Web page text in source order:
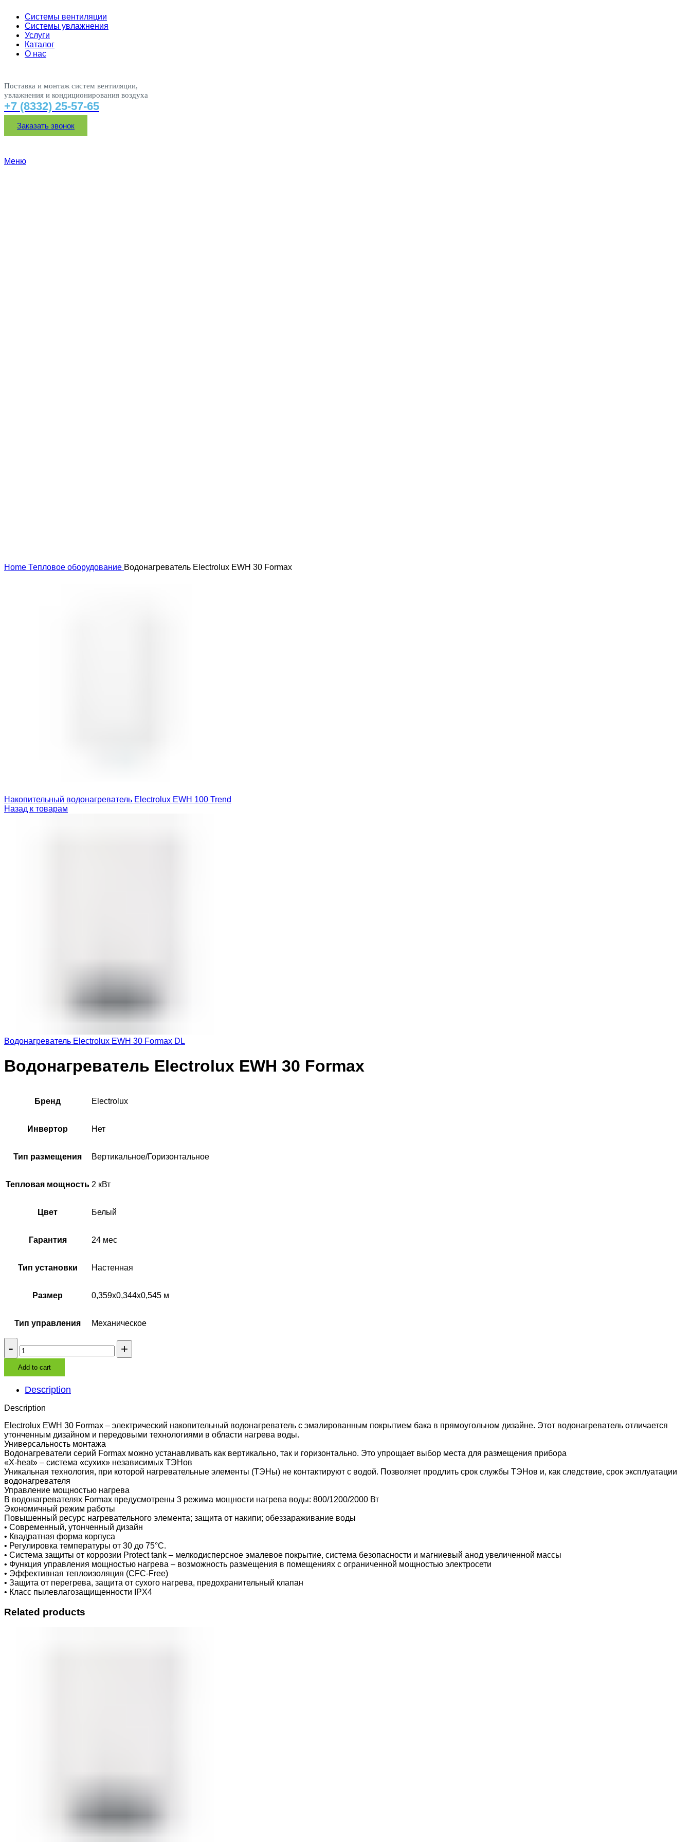
Системы вентиляции
Системы увлажнения
Услуги
Каталог
О нас
Поставка и монтаж систем вентиляции,
увлажнения и кондиционирования воздуха
+7 (8332) 25-57-65
Заказать звонок
Меню
Home Тепловое оборудование Водонагреватель Electrolux EWH 30 Formax
Накопительный водонагреватель Electrolux EWH 100 Trend
Назад к товарам
Водонагреватель Electrolux EWH 30 Formax DL
Водонагреватель Electrolux EWH 30 Formax
Бренд Electrolux
Инвертор Нет
Тип размещения Вертикальное/Горизонтальное
Тепловая мощность 2 кВт
Цвет Белый
Гарантия 24 мес
Тип установки Настенная
Размер 0,359х0,344х0,545 м
Тип управления Механическое
Electrolux
EWH
30
Formax
quantity
Add to cart
Description
Description
Electrolux EWH 30 Formax – электрический накопительный водонагреватель с эмалированным покрытием бака в прямоугольном дизайне. Этот водонагреватель отличается
утонченным дизайном и передовыми технологиями в области нагрева воды.
Универсальность монтажа
Водонагреватели серий Formax можно устанавливать как вертикально, так и горизонтально. Это упрощает выбор места для размещения прибора
«X-heat» – система «сухих» независимых ТЭНов
Уникальная технология, при которой нагревательные элементы (ТЭНы) не контактируют с водой. Позволяет продлить срок службы ТЭНов и, как следствие, срок эксплуатации
водонагревателя
Управление мощностью нагрева
В водонагревателях Formax предусмотрены 3 режима мощности нагрева воды: 800/1200/2000 Вт
Экономичный режим работы
Повышенный ресурс нагревательного элемента; защита от накипи; обеззараживание воды
• Современный, утонченный дизайн
• Квадратная форма корпуса
• Регулировка температуры от 30 до 75°С.
• Система защиты от коррозии Protect tank – мелкодисперсное эмалевое покрытие, система безопасности и магниевый анод увеличенной массы
• Функция управления мощностью нагрева – возможность размещения в помещениях с ограниченной мощностью электросети
• Эффективная теплоизоляция (CFC-Free)
• Защита от перегрева, защита от сухого нагрева, предохранительный клапан
• Класс пылевлагозащищенности IPX4
Related products